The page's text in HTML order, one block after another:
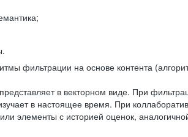
фильтрации на основе контента
в векторном виде. При
в настоящее время. При
элементы с историей оценок,